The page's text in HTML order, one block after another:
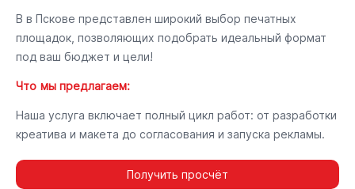
В в Пскове представлен широкий выбор печатных
площадок, позволяющих подобрать идеальный формат
под ваш бюджет и цели!
Что мы предлагаем:
Наша услуга включает полный цикл работ: от разработки
креатива и макета до согласования и запуска рекламы.
Получить просчёт